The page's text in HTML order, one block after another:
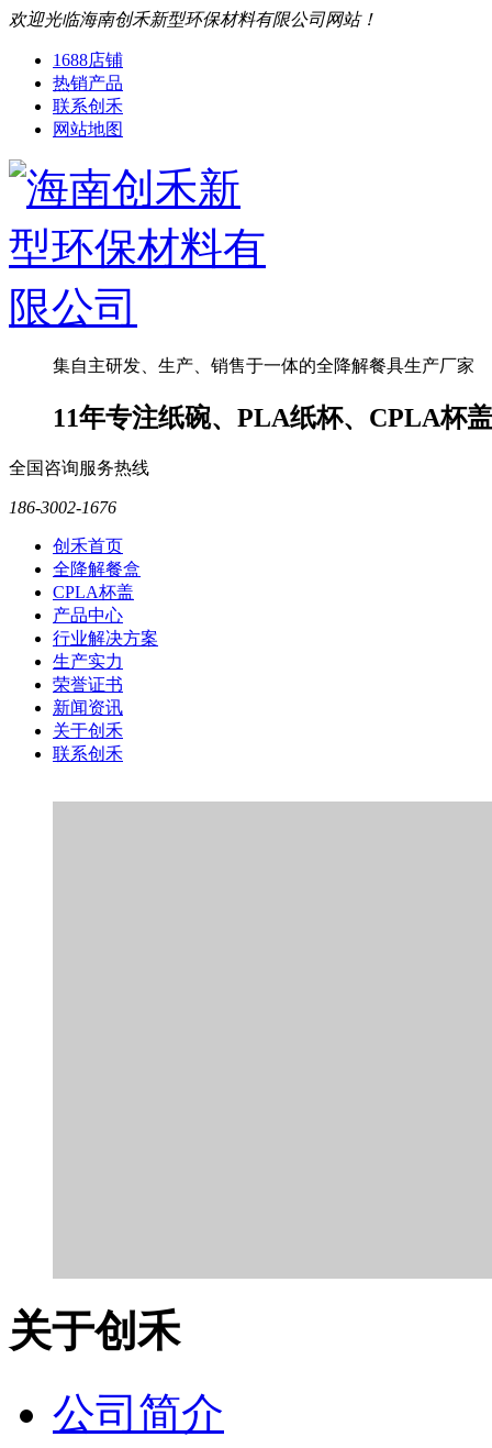
欢迎光临海南创禾新型环保材料有限公司网站！
1688店铺
热销产品
联系创禾
网站地图
集自主研发、生产、销售于一体的全降解餐具生产厂家
11年专注纸碗、PLA纸杯、CPLA杯
全国咨询服务热线
186-3002-1676
创禾首页
全降解餐盒
CPLA杯盖
产品中心
行业解决方案
生产实力
荣誉证书
新闻资讯
关于创禾
联系创禾
关于创禾
公司简介